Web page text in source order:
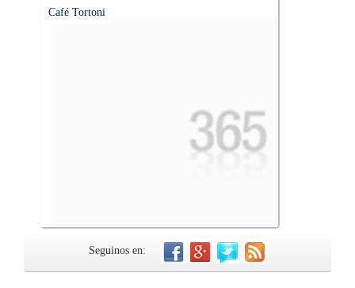
Café Tortoni
Seguinos en: